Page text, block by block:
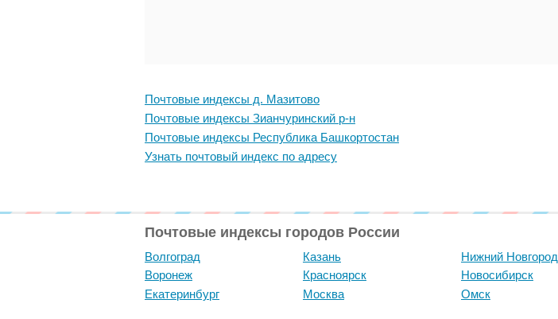
Почтовые индексы д. Мазитово
Почтовые индексы Зианчуринский р-н
Почтовые индексы Республика Башкортостан
Узнать почтовый индекс по адресу
Почтовые индексы городов России
Волгоград
Воронеж
Екатеринбург
Казань
Красноярск
Москва
Нижний Новгород
Новосибирск
Омск